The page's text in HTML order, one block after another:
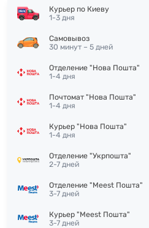
Курьер по Киеву
1-3 дня
Самовывоз
30 минут – 5 дней
Отделение "Нова Пошта"
1-4 дня
Почтомат "Нова Пошта"
1-4 дня
Курьер "Нова Пошта"
1-4 дня
Отделение "Укрпошта"
2-7 дней
Отделение "Meest Пошта"
3-7 дней
Курьер "Meest Пошта"
3-7 дней